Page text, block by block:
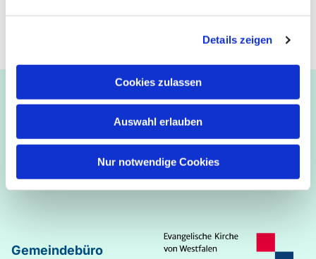
Details zeigen
Cookies zulassen
Auswahl erlauben
Nur notwendige Cookies
Ev.-luth. Kirchengemeinde Paderborn
Bastfelder Weg 30 - 33098 Paderborn
05251/5002-32 und 5002-33
Martin-Luther–Markus–Matthäus
Johannes–Lukas
Gemeindebüro